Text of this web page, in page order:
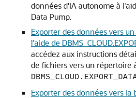
données d'IA autonome à
Data Pump.
Exporter des données vers
l'aide de
accédez aux instructions
de fichiers vers un répertoire
Exporter des données vers la